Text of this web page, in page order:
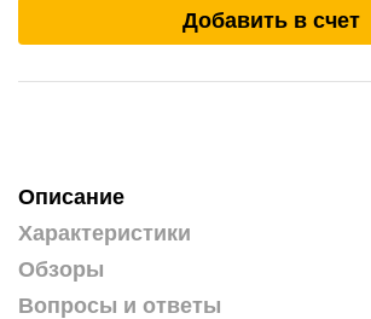
Добавить в счет
Описание
Характеристики
Обзоры
Вопросы и ответы